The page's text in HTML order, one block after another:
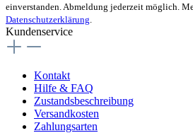
einverstanden. Abmeldung jederzeit möglich.
Datenschutzerklärung
Kundenservice
Kontakt
Hilfe & FAQ
Zustandsbeschreibung
Versandkosten
Zahlungsarten